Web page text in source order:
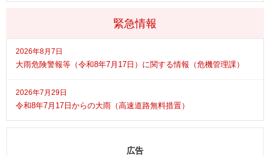
緊急情報
2026年8月7日
大雨危険警報等（令和8年7月17日）に関する情報（危機管理課）
2026年7月29日
令和8年7月17日からの大雨（高速道路無料措置）
広告